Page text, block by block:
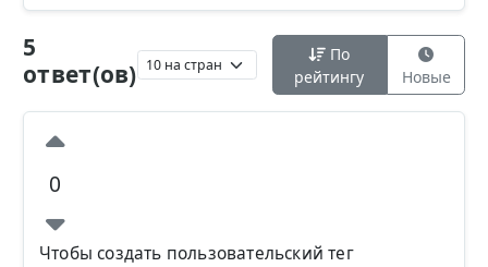
5
ответ(ов)
По
рейтингу
Новые
0
Чтобы создать пользовательский тег